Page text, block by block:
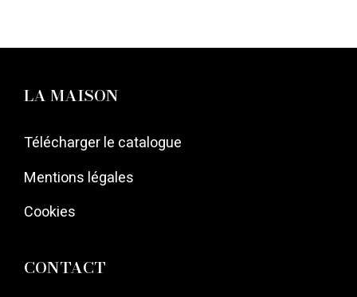
l’article
LA MAISON
Télécharger le catalogue
Mentions légales
Cookies
CONTACT